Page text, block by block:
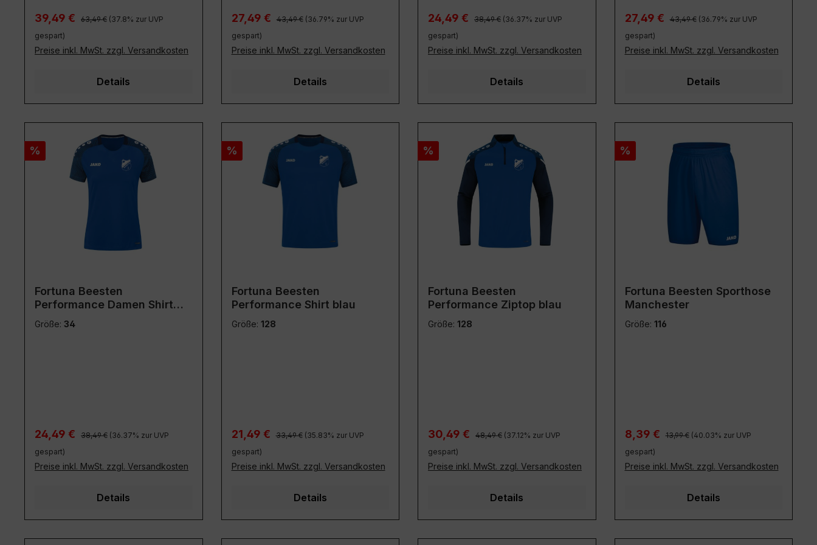
Verkaufspreis:
39,49 € Regulärer Preis:
63,49 € (37.8% zur UVP
gespart)
Preise inkl. MwSt. zzgl. Versandkosten
Details
Verkaufspreis:
27,49 € Regulärer Preis:
43,49 € (36.79% zur UVP
gespart)
Preise inkl. MwSt. zzgl. Versandkosten
Details
Verkaufspreis:
24,49 € Regulärer Preis:
38,49 € (36.37% zur UVP
gespart)
Preise inkl. MwSt. zzgl. Versandkosten
Details
Verkaufspreis:
27,49 € Regulärer Preis:
43,49 € (36.79% zur UVP
gespart)
Preise inkl. MwSt. zzgl. Versandkosten
Details
Rabatt
%
Fortuna Beesten
Performance Damen Shirt
blau
Größe: 34
Verkaufspreis:
24,49 € Regulärer Preis:
38,49 € (36.37% zur UVP
gespart)
Preise inkl. MwSt. zzgl. Versandkosten
Details
Rabatt
%
Fortuna Beesten
Performance Shirt blau
Größe: 128
Verkaufspreis:
21,49 € Regulärer Preis:
33,49 € (35.83% zur UVP
gespart)
Preise inkl. MwSt. zzgl. Versandkosten
Details
Rabatt
%
Fortuna Beesten
Performance Ziptop blau
Größe: 128
Verkaufspreis:
30,49 € Regulärer Preis:
48,49 € (37.12% zur UVP
gespart)
Preise inkl. MwSt. zzgl. Versandkosten
Details
Rabatt
%
Fortuna Beesten Sporthose
Manchester
Größe: 116
Verkaufspreis:
8,39 € Regulärer Preis:
13,99 € (40.03% zur UVP
gespart)
Preise inkl. MwSt. zzgl. Versandkosten
Details